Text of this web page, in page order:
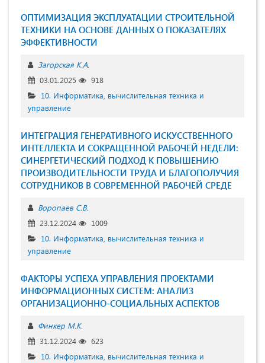
ОПТИМИЗАЦИЯ ЭКСПЛУАТАЦИИ СТРОИТЕЛЬНОЙ
ТЕХНИКИ НА ОСНОВЕ ДАННЫХ О ПОКАЗАТЕЛЯХ
ЭФФЕКТИВНОСТИ
Загорская К.А.
03.01.2025
918
10. Информатика, вычислительная техника и
управление
ИНТЕГРАЦИЯ ГЕНЕРАТИВНОГО ИСКУССТВЕННОГО
ИНТЕЛЛЕКТА И СОКРАЩЕННОЙ РАБОЧЕЙ НЕДЕЛИ:
СИНЕРГЕТИЧЕСКИЙ ПОДХОД К ПОВЫШЕНИЮ
ПРОИЗВОДИТЕЛЬНОСТИ ТРУДА И БЛАГОПОЛУЧИЯ
СОТРУДНИКОВ В СОВРЕМЕННОЙ РАБОЧЕЙ СРЕДЕ
Воропаев С.В.
23.12.2024
1009
10. Информатика, вычислительная техника и
управление
ФАКТОРЫ УСПЕХА УПРАВЛЕНИЯ ПРОЕКТАМИ
ИНФОРМАЦИОННЫХ СИСТЕМ: АНАЛИЗ
ОРГАНИЗАЦИОННО-СОЦИАЛЬНЫХ АСПЕКТОВ
Финкер М.К.
31.12.2024
623
10. Информатика, вычислительная техника и